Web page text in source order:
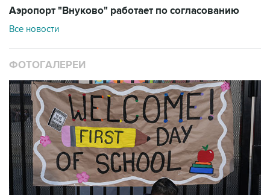
Аэропорт "Внуково" работает по согласованию
Все новости
ФОТОГАЛЕРЕИ